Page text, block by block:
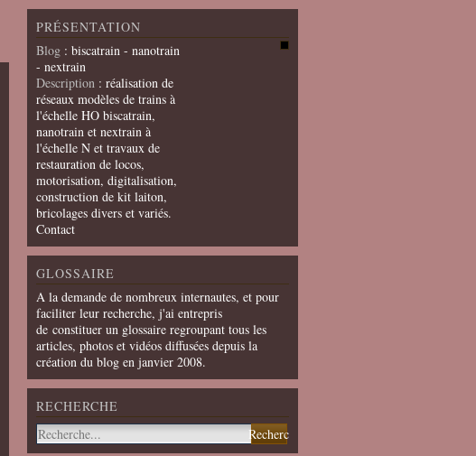
PRÉSENTATION
Blog : biscatrain - nanotrain
- nextrain
Description : réalisation de
réseaux modèles de trains à
l'échelle HO biscatrain,
nanotrain et nextrain à
l'échelle N et travaux de
restauration de locos,
motorisation, digitalisation,
construction de kit laiton,
bricolages divers et variés.
Contact
GLOSSAIRE
A la demande de nombreux internautes, et pour
faciliter leur recherche, j'ai entrepris
de constituer un glossaire regroupant tous les
articles, photos et vidéos diffusées depuis la
création du blog en janvier 2008.
RECHERCHE